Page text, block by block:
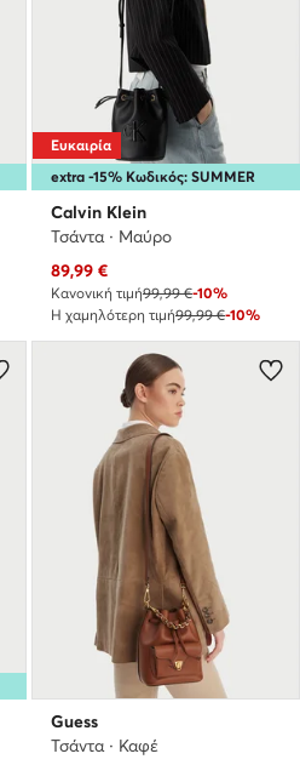
extra -15% Κωδικός: SUMMER
Ευκαιρία
Calvin Klein
Τσάντα · Μαύρο
Τρέχουσα τιμή
89,99 €
Κανονική τιμή99,99 €-10%
Η χαμηλότερη τιμή99,99 €-10%
Guess
Τσάντα · Καφέ